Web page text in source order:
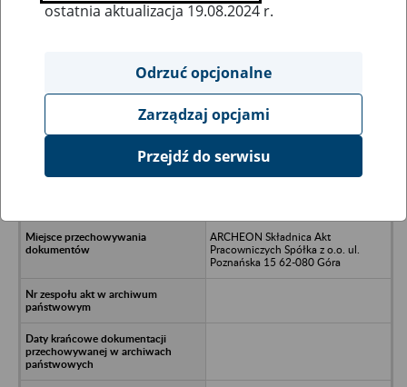
Ukryj wszystkie pozycje bazy
TOREX K.S.J. ROMANOWSCY
ARCHEON Składnica Akt
Pracowniczych Spółka z o.o. ul.
Poznańska 15 62-080 Góra
ostatnia aktualizacja 19.08.2024 r.
Odrzuć opcjonalne
Zarządzaj opcjami
Przejdź do serwisu